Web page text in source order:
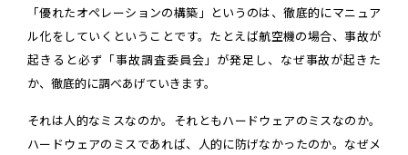
「優れたオペレーションの構築」というのは、徹底的にマニュア
ル化をしていくということです。たとえば航空機の場合、事故が
起きると必ず「事故調査委員会」が発足し、なぜ事故が起きた
か、徹底的に調べあげていきます。
それは人的なミスなのか。それともハードウェアのミスなのか。
ハードウェアのミスであれば、人的に防げなかったのか。なぜメ